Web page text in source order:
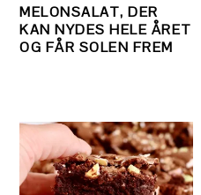
MELONSALAT, DER
KAN NYDES HELE ÅRET
OG FÅR SOLEN FREM